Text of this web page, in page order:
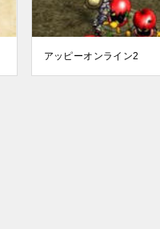
アッピーオンライン2